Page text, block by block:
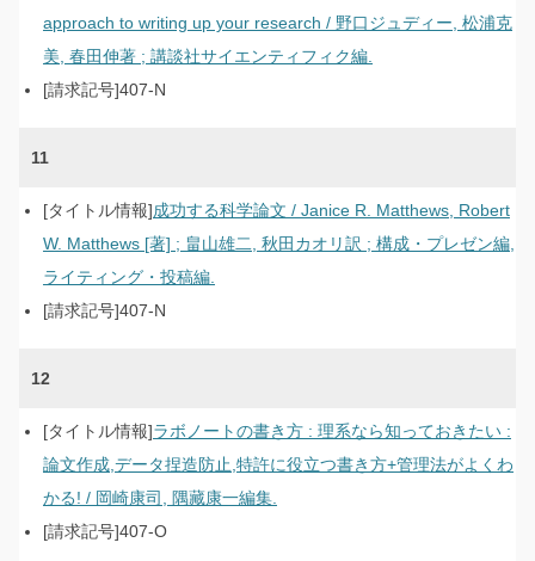
approach to writing up your research / 野口ジュディー, 松浦克
美, 春田伸著 ; 講談社サイエンティフィク編.
407-N
11
成功する科学論文 / Janice R. Matthews, Robert
W. Matthews [著] ; 畠山雄二, 秋田カオリ訳 ; 構成・プレゼン編,
ライティング・投稿編.
407-N
12
ラボノートの書き方 : 理系なら知っておきたい :
論文作成,データ捏造防止,特許に役立つ書き方+管理法がよくわ
かる! / 岡崎康司, 隅藏康一編集.
407-O